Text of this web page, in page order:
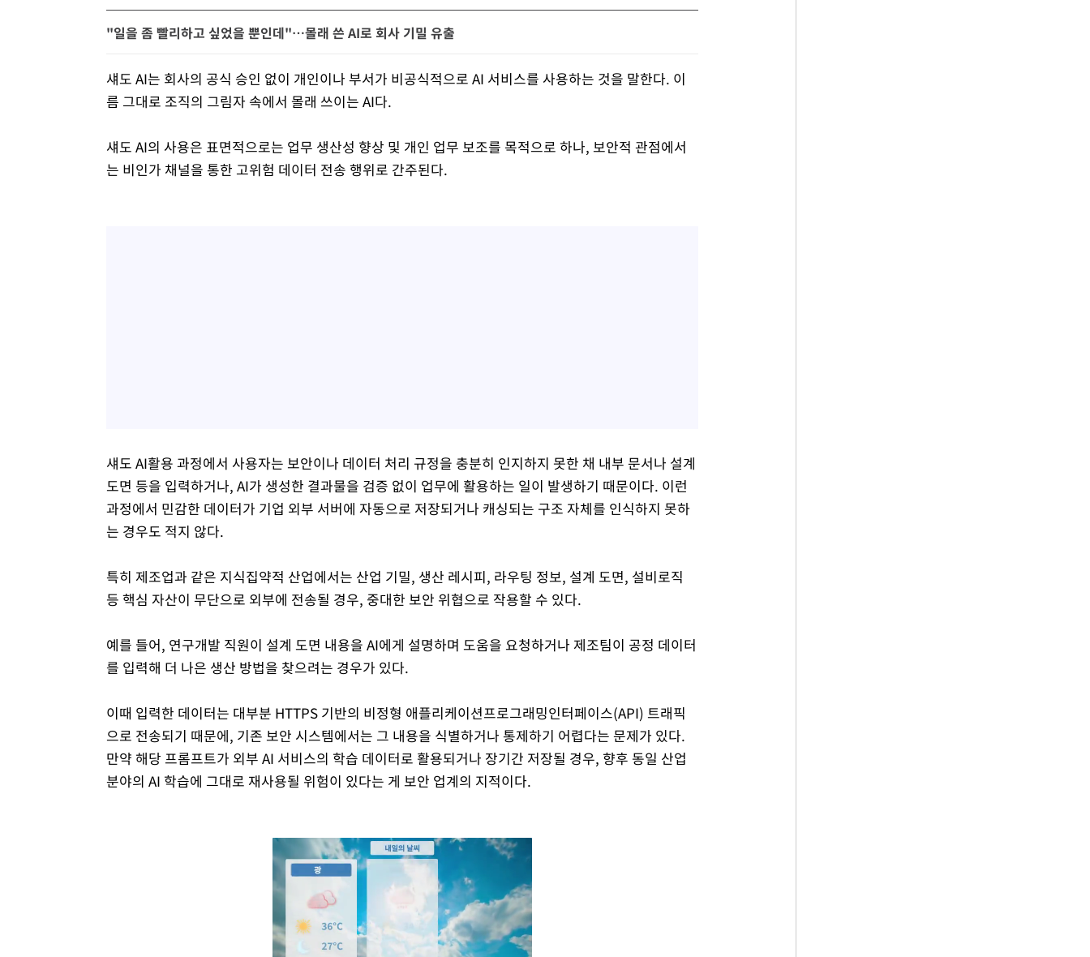
"일을 좀 빨리하고 싶었을 뿐인데"…몰래 쓴 AI로 회사 기밀 유출
섀도 AI는 회사의 공식 승인 없이 개인이나 부서가 비공식적으로 AI 서비스를 사용하는 것을 말한다. 이
름 그대로 조직의 그림자 속에서 몰래 쓰이는 AI다.
섀도 AI의 사용은 표면적으로는 업무 생산성 향상 및 개인 업무 보조를 목적으로 하나, 보안적 관점에서
는 비인가 채널을 통한 고위험 데이터 전송 행위로 간주된다.
섀도 AI활용 과정에서 사용자는 보안이나 데이터 처리 규정을 충분히 인지하지 못한 채 내부 문서나 설계
도면 등을 입력하거나, AI가 생성한 결과물을 검증 없이 업무에 활용하는 일이 발생하기 때문이다. 이런
과정에서 민감한 데이터가 기업 외부 서버에 자동으로 저장되거나 캐싱되는 구조 자체를 인식하지 못하
는 경우도 적지 않다.
특히 제조업과 같은 지식집약적 산업에서는 산업 기밀, 생산 레시피, 라우팅 정보, 설계 도면, 설비로직
등 핵심 자산이 무단으로 외부에 전송될 경우, 중대한 보안 위협으로 작용할 수 있다.
예를 들어, 연구개발 직원이 설계 도면 내용을 AI에게 설명하며 도움을 요청하거나 제조팀이 공정 데이터
를 입력해 더 나은 생산 방법을 찾으려는 경우가 있다.
이때 입력한 데이터는 대부분 HTTPS 기반의 비정형 애플리케이션프로그래밍인터페이스(API) 트래픽
으로 전송되기 때문에, 기존 보안 시스템에서는 그 내용을 식별하거나 통제하기 어렵다는 문제가 있다.
만약 해당 프롬프트가 외부 AI 서비스의 학습 데이터로 활용되거나 장기간 저장될 경우, 향후 동일 산업
분야의 AI 학습에 그대로 재사용될 위험이 있다는 게 보안 업계의 지적이다.